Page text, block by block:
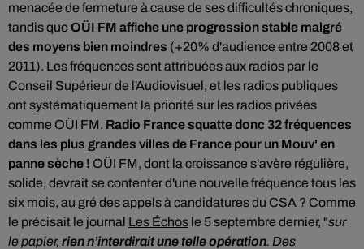
menacée de fermeture à cause de ses difficultés chroniques,
tandis que OÜI FM affiche une progression stable malgré
des moyens bien moindres (+20% d'audience entre 2008 et
2011). Les fréquences sont attribuées aux radios par le
Conseil Supérieur de l'Audiovisuel, et les radios publiques
ont systématiquement la priorité sur les radios privées
comme OÜI FM. Radio France squatte donc 32 fréquences
dans les plus grandes villes de France pour un Mouv' en
panne sèche ! OÜI FM, dont la croissance s'avère régulière,
solide, devrait se contenter d'une nouvelle fréquence tous les
six mois, au gré des appels à candidatures du CSA ? Comme
le précisait le journal Les Échos le 5 septembre dernier, "sur
le papier, rien n’interdirait une telle opération. Des